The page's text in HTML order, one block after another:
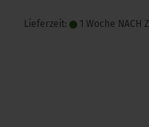
Lieferzeit: 1 Woche NACH